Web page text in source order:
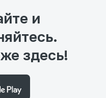
и
здесь!